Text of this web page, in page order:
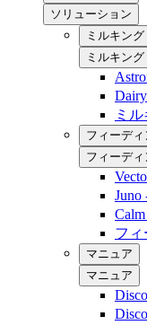
ソリューション
ミルキング
ミルキング
ミ
フィーディ
フィーディ
Juno
フィ
マニュア
マニュア